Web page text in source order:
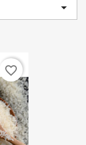

favorite_border